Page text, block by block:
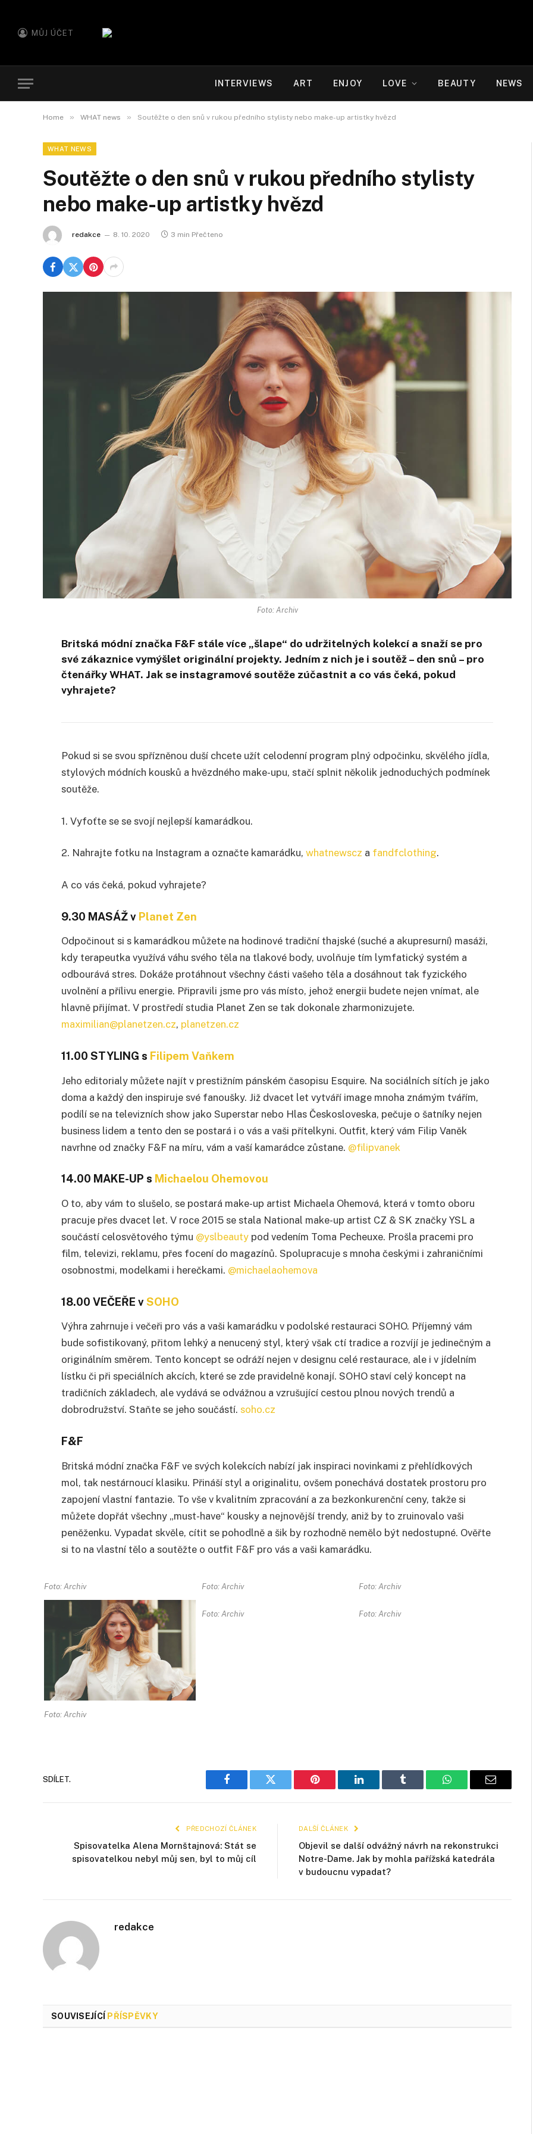
MŮJ ÚČET
INTERVIEWS ART ENJOY LOVE BEAUTY NEWS
Home » WHAT news » Soutěžte o den snů v rukou předního stylisty nebo make-up artistky hvězd
WHAT NEWS
Soutěžte o den snů v rukou předního stylisty
nebo make-up artistky hvězd
redakce 8. 10. 2020 3 min Přečteno
Foto: Archiv
Britská módní značka F&F stále více „šlape“ do udržitelných kolekcí a snaží se pro
své zákaznice vymýšlet originální projekty. Jedním z nich je i soutěž – den snů – pro
čtenářky WHAT. Jak se instagramové soutěže zúčastnit a co vás čeká, pokud
vyhrajete?
Pokud si se svou spřízněnou duší chcete užít celodenní program plný odpočinku, skvělého jídla,
stylových módních kousků a hvězdného make-upu, stačí splnit několik jednoduchých podmínek
soutěže.
1. Vyfoťte se se svojí nejlepší kamarádkou.
2. Nahrajte fotku na Instagram a označte kamarádku, whatnewscz a fandfclothing.
A co vás čeká, pokud vyhrajete?
9.30 MASÁŽ v Planet Zen
Odpočinout si s kamarádkou můžete na hodinové tradiční thajské (suché a akupresurní) masáži,
kdy terapeutka využívá váhu svého těla na tlakové body, uvolňuje tím lymfatický systém a
odbourává stres. Dokáže protáhnout všechny části vašeho těla a dosáhnout tak fyzického
uvolnění a přílivu energie. Připravili jsme pro vás místo, jehož energii budete nejen vnímat, ale
hlavně přijímat. V prostředí studia Planet Zen se tak dokonale zharmonizujete.
maximilian@planetzen.cz, planetzen.cz
11.00 STYLING s Filipem Vaňkem
Jeho editorialy můžete najít v prestižním pánském časopisu Esquire. Na sociálních sítích je jako
doma a každý den inspiruje své fanoušky. Již dvacet let vytváří image mnoha známým tvářím,
podílí se na televizních show jako Superstar nebo Hlas Českosloveska, pečuje o šatníky nejen
business lidem a tento den se postará i o vás a vaši přítelkyni. Outfit, který vám Filip Vaněk
navrhne od značky F&F na míru, vám a vaší kamarádce zůstane. @filipvanek
14.00 MAKE-UP s Michaelou Ohemovou
O to, aby vám to slušelo, se postará make-up artist Michaela Ohemová, která v tomto oboru
pracuje přes dvacet let. V roce 2015 se stala National make-up artist CZ & SK značky YSL a
součástí celosvětového týmu @yslbeauty pod vedením Toma Pecheuxe. Prošla pracemi pro
film, televizi, reklamu, přes focení do magazínů. Spolupracuje s mnoha českými i zahraničními
osobnostmi, modelkami i herečkami. @michaelaohemova
18.00 VEČEŘE vSOHO
Výhra zahrnuje i večeři pro vás a vaši kamarádku v podolské restauraci SOHO. Příjemný vám
bude sofistikovaný, přitom lehký a nenucený styl, který však ctí tradice a rozvíjí je jedinečným a
originálním směrem. Tento koncept se odráží nejen v designu celé restaurace, ale i v jídelním
lístku či při speciálních akcích, které se zde pravidelně konají. SOHO staví celý koncept na
tradičních základech, ale vydává se odvážnou a vzrušující cestou plnou nových trendů a
dobrodružství. Staňte se jeho součástí. soho.cz
F&F
Britská módní značka F&F ve svých kolekcích nabízí jak inspiraci novinkami z přehlídkových
mol, tak nestárnoucí klasiku. Přináší styl a originalitu, ovšem ponechává dostatek prostoru pro
zapojení vlastní fantazie. To vše v kvalitním zpracování a za bezkonkurenční ceny, takže si
můžete dopřát všechny „must-have“ kousky a nejnovější trendy, aniž by to zruinovalo vaši
peněženku. Vypadat skvěle, cítit se pohodlně a šik by rozhodně nemělo být nedostupné. Ověřte
si to na vlastní tělo a soutěžte o outfit F&F pro vás a vaši kamarádku.
Foto: Archiv Foto: Archiv Foto: Archiv
Foto: Archiv
Foto: Archiv Foto: Archiv
SDÍLET.
Facebook Twitter Pinterest LinkedIn Tumblr WhatsAppE-
PŘEDCHOZÍ ČLÁNEK
Spisovatelka Alena Mornštajnová: Stát se
spisovatelkou nebyl můj sen, byl to můj cíl
DALŠÍ ČLÁNEK
Objevil se další odvážný návrh na rekonstrukci
Notre-Dame. Jak by mohla pařížská katedrála
v budoucnu vypadat?
redakce
SOUVISEJÍCÍ PŘÍSPĚVKY